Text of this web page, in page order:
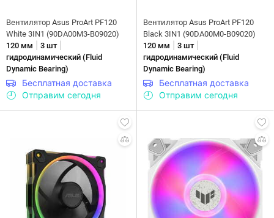
Вентилятор Asus ProArt PF120
White 3IN1 (90DA00M3-B09020)
120 мм
3 шт|
гидродинамический (Fluid
Dynamic Bearing)
Бесплатная доставка
Отправим сегодня
Вентилятор Asus ProArt PF120
Black 3IN1 (90DA00M0-B09020)
120 мм
3 шт|
гидродинамический (Fluid
Dynamic Bearing)
Бесплатная доставка
Отправим сегодня